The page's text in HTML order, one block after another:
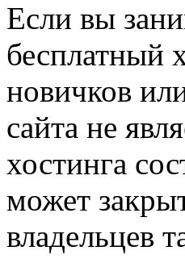
Если вы
бесплатный
новичков
сайта не
хостинга
может
владельцев